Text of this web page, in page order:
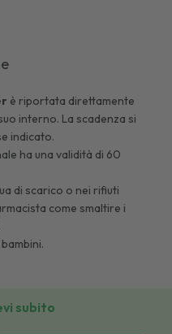
è riportata direttamente
interno. La scadenza si
indicato.
ha una validità di 60
di scarico o nei rifiuti
come smaltire i
subito